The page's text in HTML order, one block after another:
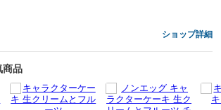
卵、グラニュー糖、砂糖、国産小麦粉、ココアバ
、植物油（菜種油）、塩、米粉、アーモンド粉、
料（銀箔）、酢酸、香料、
ショップ詳細
商品